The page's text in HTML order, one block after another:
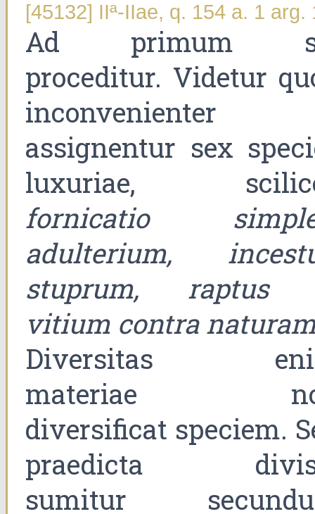
[45132] IIª-IIae, q. 154 a. 1 arg.
Ad primum
proceditur. Videtur
inconvenienter
assignentur sex
luxuriae,
fornicatio
adulterium,
stuprum, raptus
vitium contra
Diversitas
materiae
diversificat speciem.
praedicta
sumitur